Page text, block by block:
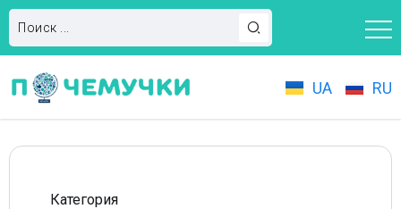
UA RU
Категория